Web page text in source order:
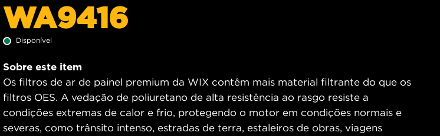
WA9416
Disponível
Sobre este item
Os filtros de ar de painel premium da WIX contêm mais material filtrante do que os
filtros OES. A vedação de poliuretano de alta resistência ao rasgo resiste a
condições extremas de calor e frio, protegendo o motor em condições normais e
severas, como trânsito intenso, estradas de terra, estaleiros de obras, viagens